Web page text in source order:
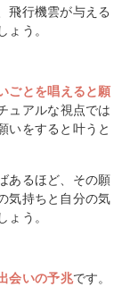
飛行機雲が与える
ょう。
ごとを唱えると願
ュアルな視点では
いをすると叶うと
あるほど、その願
気持ちと自分の気
ょう。
会いの予兆です。